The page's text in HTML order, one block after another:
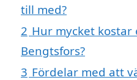
till med?
2 Hur mycket kostar
Bengtsfors?
3 Fördelar med att